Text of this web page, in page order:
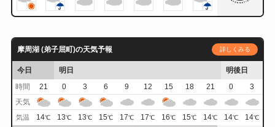
摩周湖 (弟子屈町)の天気予報 詳しくみる
今日 明日
明後日
時間
21 0 3 6 9 12 15 18 21 0
3
天気
気温 14℃ 13℃ 13℃ 15℃ 17℃ 17℃ 16℃ 15℃ 14℃ 14℃ 14℃